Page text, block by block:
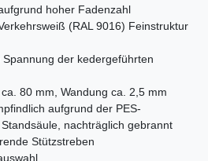
hoher Fadenzahl
(RAL 9016) Feinstruktur
der kedergeführten
80 mm, Wandung ca. 2,5 mm
aufgrund der PES-
nachträglich gebrannt
Stützstreben